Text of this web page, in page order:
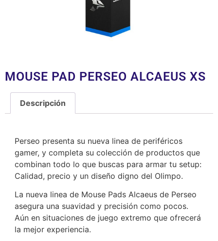
MOUSE PAD PERSEO ALCAEUS XS
Descripción
Perseo presenta su nueva linea de periféricos
gamer, y completa su colección de productos que
combinan todo lo que buscas para armar tu setup:
Calidad, precio y un diseño digno del Olimpo.
La nueva linea de Mouse Pads Alcaeus de Perseo
asegura una suavidad y precisión como pocos.
Aún en situaciones de juego extremo que ofrecerá
la mejor experiencia.